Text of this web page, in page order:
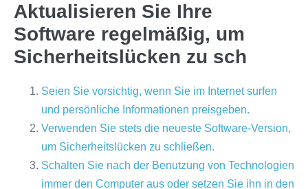
Aktualisieren Sie Ihre
Software regelmäßig, um
Sicherheitslücken zu sch
Seien Sie vorsichtig, wenn Sie im Internet surfen
und persönliche Informationen preisgeben.
Verwenden Sie stets die neueste Software-Version,
um Sicherheitslücken zu schließen.
Schalten Sie nach der Benutzung von Technologien
immer den Computer aus oder setzen Sie ihn in den